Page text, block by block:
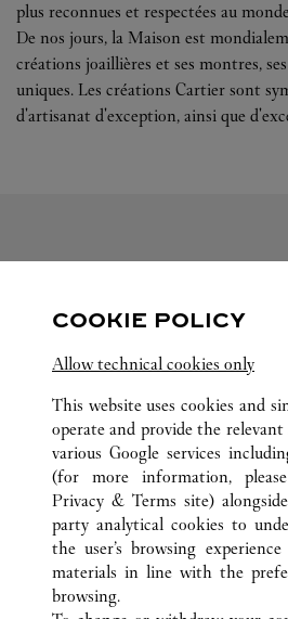
plus reconnues et respectées au
De nos jours, la Maison est
créations joaillières et ses montres,
uniques. Les créations Cartier sont
d'artisanat d'exception, ainsi que
SUIVEZ-
Visit us on Facebook
Link Opens in New Tab
Visit us on Instagram
Link Opens in New Tab
Visit us
Link
Visit us
Link
TOUTES LES BOUTIQUES CARTIER
DALIAN
NO.50
CUSTOMER CARE
COOKIE POLICY
Allow technical cookies only
This website uses cookies and
operate and provide the relevant
various Google services
(for more information,
Privacy & Terms site)
party analytical cookies to
the user’s browsing
materials in line with the
browsing.